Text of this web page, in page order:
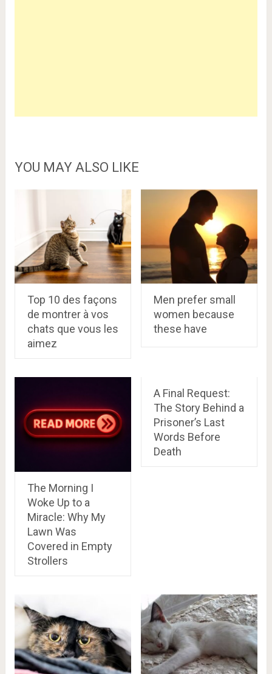
YOU MAY ALSO LIKE
Top 10 des façons
de montrer à vos
chats que vous les
aimez
Men prefer small
women because
these have
The Morning I
Woke Up to a
Miracle: Why My
Lawn Was
Covered in Empty
Strollers
A Final Request:
The Story Behind a
Prisoner’s Last
Words Before
Death